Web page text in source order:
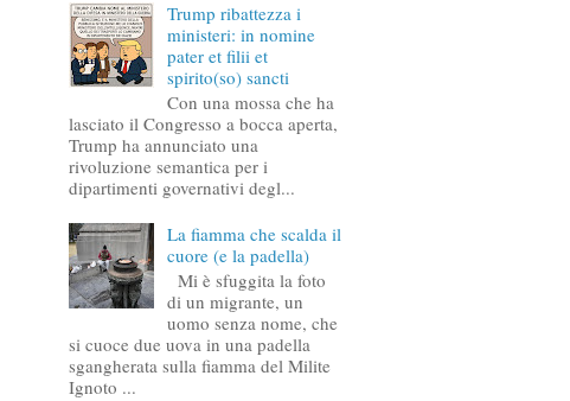
Trump ribattezza i
ministeri: in nomine
pater et filii et
spirito(so) sancti
Con una mossa che ha
lasciato il Congresso a bocca aperta,
Trump ha annunciato una
rivoluzione semantica per i
dipartimenti governativi degl...
La fiamma che scalda il
cuore (e la padella)
Mi è sfuggita la foto
di un migrante, un
uomo senza nome, che
si cuoce due uova in una padella
sgangherata sulla fiamma del Milite
Ignoto ...